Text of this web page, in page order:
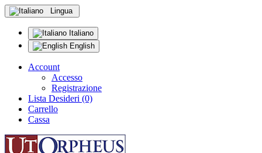
Lingua
Italiano
English
Account
Accesso
Registrazione
Lista Desideri (0)
Carrello
Cassa